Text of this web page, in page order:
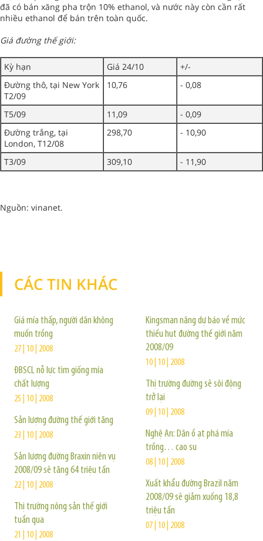
đã có bán xăng pha trộn 10% ethanol, và nước này còn cần rất
nhiều ethanol để bán trên toàn quốc.
Giá đường thế giới:
Kỳ hạn Giá 24/10
+/-
Đường thô, tại New York
T2/09
10,76 - 0,08
T5/09 11,09
- 0,09
Đường trắng, tại
London, T12/08
298,70 - 10,90
T3/09 309,10 - 11,90
Nguồn: vinanet.
CÁC TIN KHÁC
Giá mía thấp, người dân không
muốn trồng
27 | 10 | 2008
ĐBSCL nỗ lực tìm giống mía
chất lượng
25 | 10 | 2008
Sản lượng đường thế giới tăng
23 | 10 | 2008
Sản lượng đường Braxin niên vụ
2008/09 sẽ tăng 64 triệu tấn
22 | 10 | 2008
Thị trường nông sản thế giới
tuần qua
21 | 10 | 2008
Kingsman nâng dự báo về mức
thiếu hụt đường thế giới năm
2008/09
10 | 10 | 2008
Thị trường đường sẽ sôi động
trở lại
09 | 10 | 2008
Nghệ An: Dân ồ ạt phá mía
trồng… cao su
08 | 10 | 2008
Xuất khẩu đường Brazil năm
2008/09 sẽ giảm xuống 18,8
triệu tấn
07 | 10 | 2008